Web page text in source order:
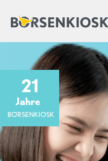
21
Jahre
BÖRSENKIOSK